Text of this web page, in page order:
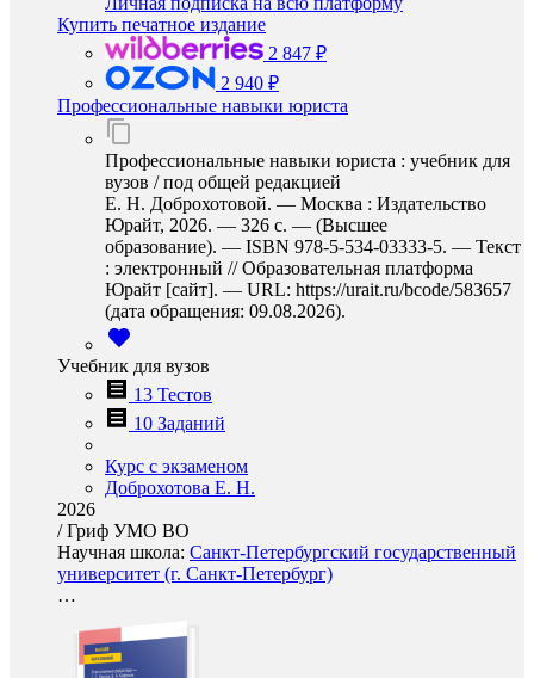
Купить печатное издание
2 847 ₽
2 940 ₽
Профессиональные навыки юриста
Профессиональные навыки юриста : учебник для
вузов / под общей редакцией
Е. Н. Доброхотовой. — Москва : Издательство
Юрайт, 2026. — 326 с. — (Высшее
образование). — ISBN 978-5-534-03333-5. — Текст
: электронный // Образовательная платформа
Юрайт [сайт]. — URL: https://urait.ru/bcode/583657
(дата обращения: 09.08.2026).
Учебник для вузов
13 Тестов
10 Заданий
Курс с экзаменом
Доброхотова Е. Н.
2026
/Гриф УМО ВО
Научная школа: Санкт-Петербургский государственный
университет (г. Санкт-Петербург)
…